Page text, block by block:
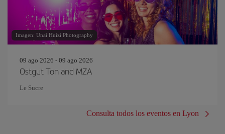
Imagen: Unai Huizi Photography
09 ago 2026 - 09 ago 2026
Ostgut Ton and MZA
Le Sucre
Consulta todos los eventos en Lyon